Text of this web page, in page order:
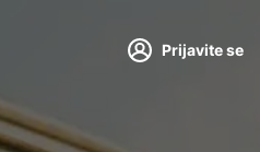
Prijavite se